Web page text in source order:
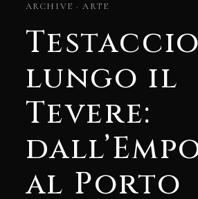
contentARCHIVE · ARTE
Testaccio
lungo il
Tevere:
al Porto